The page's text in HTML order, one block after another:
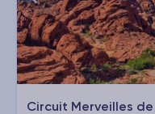
Circuit Merveilles